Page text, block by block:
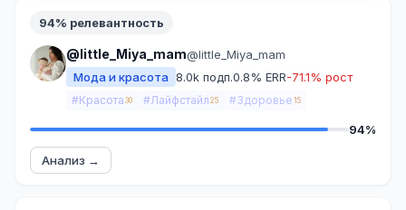
94% релевантность
@little_Miya_mam@little_Miya_mam
Мода и красота 8.0k подп.0.8% ERR-71.1% рост
#Красота 30 #Лайфстайл 25 #Здоровье 15
94%
Анализ →